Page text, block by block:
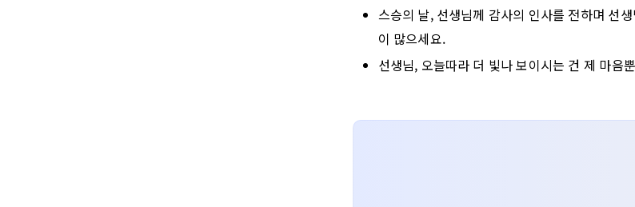
스승의 날, 선생님께 감사의 인사를 전하며 선
이 많으세요.
선생님, 오늘따라 더 빛나 보이시는 건 제 마음